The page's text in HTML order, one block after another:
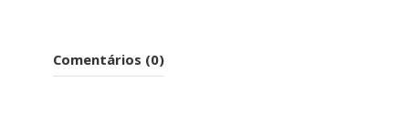
Comentários (0)